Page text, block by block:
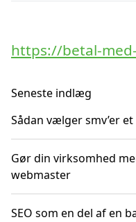
https://betal-
Seneste indlæg
Sådan vælger smv’er
Gør din virksomhed
webmaster
SEO som en del af en